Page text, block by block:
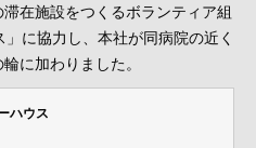
在施設をつくるボランティア組
に協力し、本社が同病院の近く
に加わりました。
ハウス